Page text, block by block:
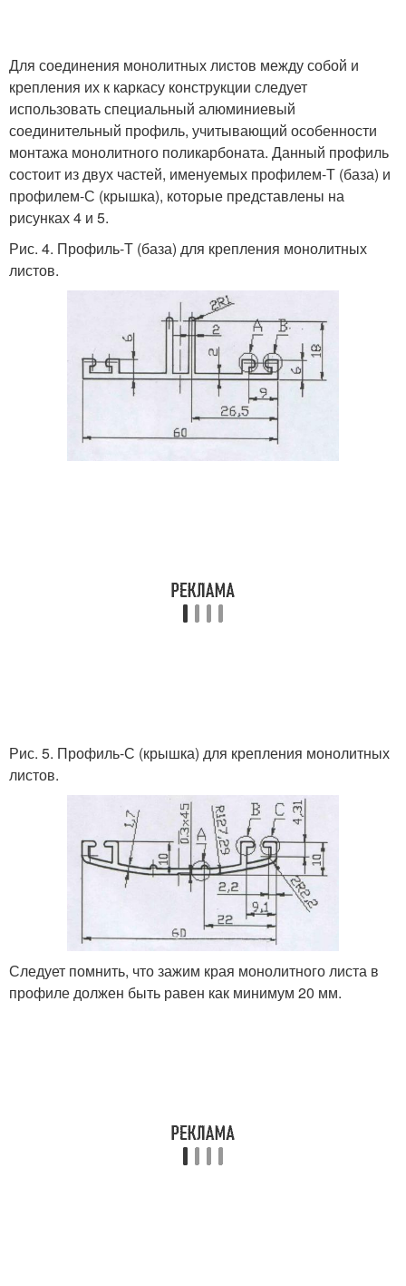
Для соединения монолитных листов между собой и
крепления их к каркасу конструкции следует
использовать специальный алюминиевый
соединительный профиль, учитывающий особенности
монтажа монолитного поликарбоната. Данный профиль
состоит из двух частей, именуемых профилем-Т (база) и
профилем-С (крышка), которые представлены на
рисунках 4 и 5.
Рис. 4. Профиль-Т (база) для крепления монолитных
листов.
Рис. 5. Профиль-С (крышка) для крепления монолитных
листов.
Следует помнить, что зажим края монолитного листа в
профиле должен быть равен как минимум 20 мм.